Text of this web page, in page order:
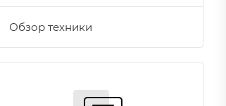
Обзор техники